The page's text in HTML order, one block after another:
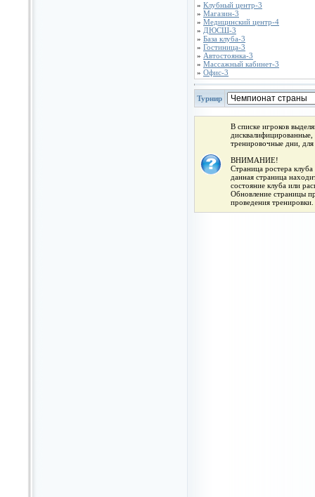
» Клубный центр-3
» Магазин-3
» Медицинский центр-4
» ДЮСШ-3
» База клуба-3
» Гостиница-3
» Автостоянка-3
» Массажный кабинет-3
» Офис-3
Турнир
В списке игроков
тренировочные дни,
ВНИМАНИЕ!
Страница ростера
данная страница
состояние клуба или
Обновление страницы
проведения тренировки.